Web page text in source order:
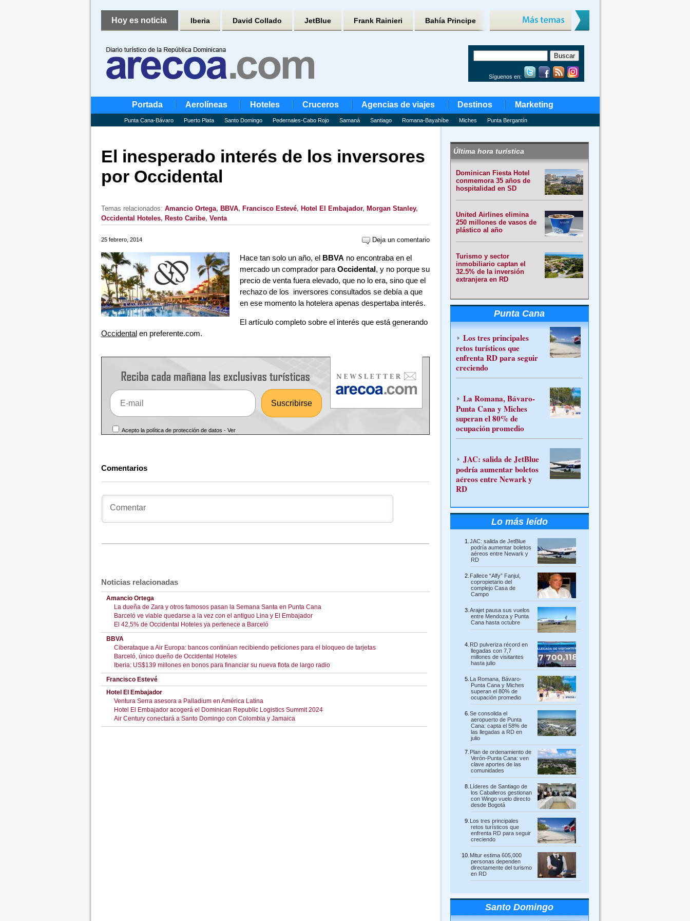
Hoy es noticia Iberia David Collado JetBlue Frank Rainieri Bahía Principe
Síguenos en:
Portada Aerolíneas Hoteles Cruceros Agencias de viajes Destinos Marketing
Punta Cana-Bávaro Puerto Plata Santo Domingo Pedernales-Cabo Rojo Samaná Santiago Romana-Bayahíbe Miches Punta Bergantín
El inesperado interés de los inversores
por Occidental
Temas relacionados: Amancio Ortega, BBVA, Francisco Estevé, Hotel El Embajador, Morgan Stanley,
Occidental Hoteles, Resto Caribe, Venta
25 febrero, 2014 Deja un comentario
Hace tan solo un año, elBBVA no encontraba en el
mercado un comprador para Occidental, y no porque su
precio de venta fuera elevado, que no lo era, sino que el
rechazo de los inversores consultados se debía a que
en ese momento la hotelera apenas despertaba interés.
El artículo completo sobre el interés que está generando
Occidentalen preferente.com.
Acepto la política de protección de datos -Ver
Comentarios
Noticias relacionadas
Amancio Ortega
La dueña de Zara y otros famosos pasan la Semana Santa en Punta Cana
Barceló ve viable quedarse a la vez con el antiguo Lina y El Embajador
El 42,5% de Occidental Hoteles ya pertenece a Barceló
BBVA
Ciberataque a Air Europa: bancos continúan recibiendo peticiones para el bloqueo de tarjetas
Barceló, único dueño de Occidental Hoteles
Iberia: US$139 millones en bonos para financiar su nueva flota de largo radio
Francisco Estevé
Hotel El Embajador
Ventura Serra asesora a Palladium en América Latina
Hotel El Embajador acogerá el Dominican Republic Logistics Summit 2024
Air Century conectará a Santo Domingo con Colombia y Jamaica
Última hora turística
Dominican Fiesta Hotel
conmemora 35 años de
hospitalidad en SD
United Airlines elimina
250 millones de vasos de
plástico al año
Turismo y sector
inmobiliario captan el
32.5% de la inversión
extranjera en RD
Punta Cana
Los tres principales
retos turísticos que
enfrenta RD para seguir
creciendo
La Romana, Bávaro-
Punta Cana y Miches
superan el 80% de
ocupación promedio
JAC: salida de JetBlue
podría aumentar boletos
aéreos entre Newark y
RD
Lo más leído
JAC: salida de JetBlue
podría aumentar boletos
aéreos entre Newark y
RD
Fallece “Alfy” Fanjul,
copropietario del
complejo Casa de
Campo
Arajet pausa sus vuelos
entre Mendoza y Punta
Cana hasta octubre
RD pulveriza récord en
llegadas con 7,7
millones de visitantes
hasta julio
La Romana, Bávaro-
Punta Cana y Miches
superan el 80% de
ocupación promedio
Se consolida el
aeropuerto de Punta
Cana: capta el 58% de
las llegadas a RD en
julio
Plan de ordenamiento de
Verón-Punta Cana: ven
clave aportes de las
comunidades
Líderes de Santiago de
los Caballeros gestionan
con Wingo vuelo directo
desde Bogotá
Los tres principales
retos turísticos que
enfrenta RD para seguir
creciendo
Mitur estima 605,000
personas dependen
directamente del turismo
en RD
Santo Domingo